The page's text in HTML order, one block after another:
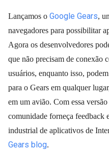
Lançamos o Google Gears,
navegadores para possibilitar
Agora os desenvolvedores
que não precisam de conexão
usuários, enquanto isso,
para o Gears em qualquer
em um avião. Com essa
comunidade forneça feedback
industrial de aplicativos de
Gears blog.